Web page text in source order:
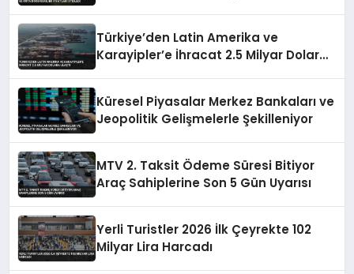
Türkiye’den Latin Amerika ve
Karayipler’e İhracat 2.5 Milyar Dolara
Küresel Piyasalar Merkez Bankaları ve
Jeopolitik Gelişmelerle Şekilleniyor
MTV 2. Taksit Ödeme Süresi Bitiyor
Araç Sahiplerine Son 5 Gün Uyarısı
Yerli Turistler 2026 İlk Çeyrekte 102
Milyar Lira Harcadı